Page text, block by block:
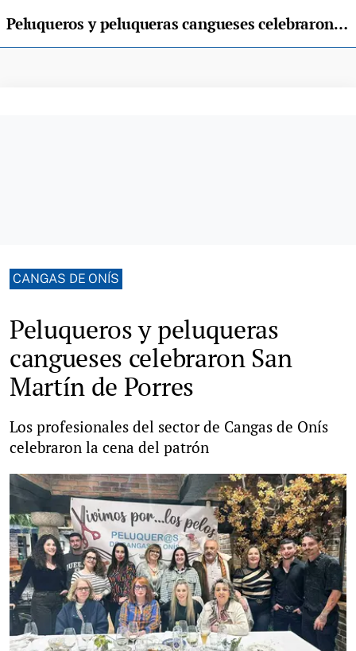
Peluqueros y peluqueras cangueses celebraron San Martín de Porres
CANGAS DE ONÍS
Peluqueros y peluqueras
cangueses celebraron San
Martín de Porres
Los profesionales del sector de Cangas de Onís
celebraron la cena del patrón